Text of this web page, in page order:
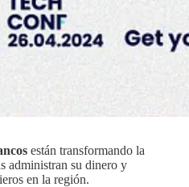
están transformando la
administran su dinero y
en la región.